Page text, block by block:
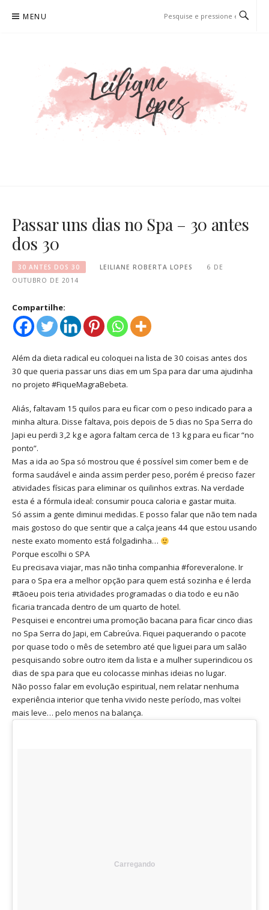
para
MENU
Passar uns dias no Spa – 30 antes
dos 30
30 ANTES DOS 30 LEILIANE ROBERTA LOPES
6 DE
OUTUBRO DE 2014
Compartilhe:
Além da dieta radical eu coloquei na lista de 30 coisas antes dos
30 que queria passar uns dias em um Spa para dar uma ajudinha
no projeto #FiqueMagraBebeta.
Aliás, faltavam 15 quilos para eu ficar com o peso indicado para a
minha altura. Disse faltava, pois depois de 5 dias no Spa Serra do
Japi eu perdi 3,2 kg e agora faltam cerca de 13 kg para eu ficar “no
ponto”.
Mas a ida ao Spa só mostrou que é possível sim comer bem e de
forma saudável e ainda assim perder peso, porém é preciso fazer
atividades físicas para eliminar os quilinhos extras. Na verdade
esta é a fórmula ideal: consumir pouca caloria e gastar muita.
Só assim a gente diminui medidas. E posso falar que não tem nada
mais gostoso do que sentir que a calça jeans 44 que estou usando
neste exato momento está folgadinha…
Porque escolhi o SPA
Eu precisava viajar, mas não tinha companhia #foreveralone. Ir
para o Spa era a melhor opção para quem está sozinha e é lerda
#tãoeu pois teria atividades programadas o dia todo e eu não
ficaria trancada dentro de um quarto de hotel.
Pesquisei e encontrei uma promoção bacana para ficar cinco dias
no Spa Serra do Japi, em Cabreúva. Fiquei paquerando o pacote
por quase todo o mês de setembro até que liguei para um salão
pesquisando sobre outro item da lista e a mulher superindicou os
dias de spa para que eu colocasse minhas ideias no lugar.
Não posso falar em evolução espiritual, nem relatar nenhuma
experiência interior que tenha vivido neste período, mas voltei
mais leve… pelo menos na balança.
Carregando